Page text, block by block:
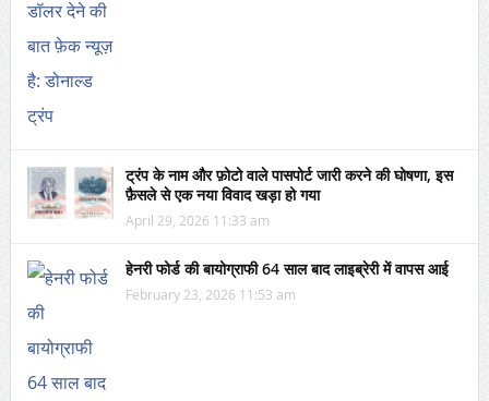
ट्रंप के नाम और फ़ोटो वाले पासपोर्ट जारी करने की घोषणा, इस
फ़ैसले से एक नया विवाद खड़ा हो गया
April 29, 2026 11:33 am
हेनरी फोर्ड की बायोग्राफी 64 साल बाद लाइब्रेरी में वापस आई
February 23, 2026 11:53 am